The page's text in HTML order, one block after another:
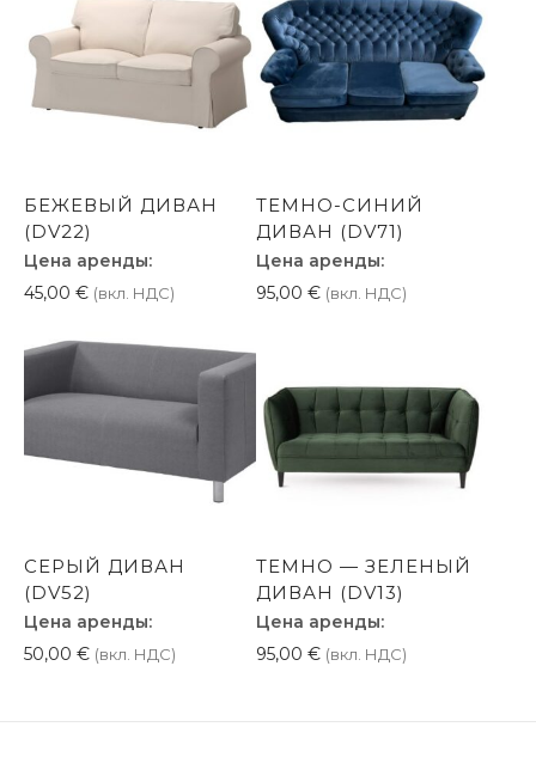
БЕЖЕВЫЙ ДИВАН
(DV22)
Цена аренды:
45,00 € (вкл. НДС)
ТЕМНО-СИНИЙ
ДИВАН (DV71)
Цена аренды:
95,00 € (вкл. НДС)
СЕРЫЙ ДИВАН
(DV52)
Цена аренды:
50,00 € (вкл. НДС)
ТЕМНО — ЗЕЛЕНЫЙ
ДИВАН (DV13)
Цена аренды:
95,00 € (вкл. НДС)